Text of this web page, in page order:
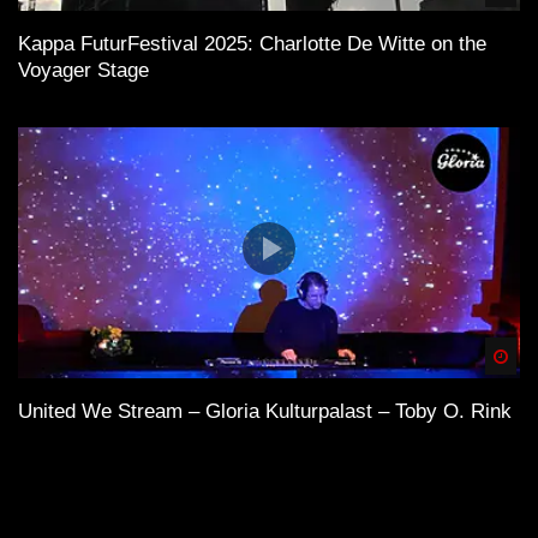
Kappa FuturFestival 2025: Charlotte De Witte on the
Voyager Stage
United We Stream – Gloria Kulturpalast – Toby O. Rink